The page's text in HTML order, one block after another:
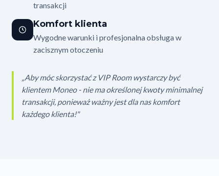
transakcji
Komfort klienta
Wygodne warunki i profesjonalna obsługa w
zacisznym otoczeniu
„Aby móc skorzystać z VIP Room wystarczy być
klientem Moneo - nie ma określonej kwoty minimalnej
transakcji, ponieważ ważny jest dla nas komfort
każdego klienta!"